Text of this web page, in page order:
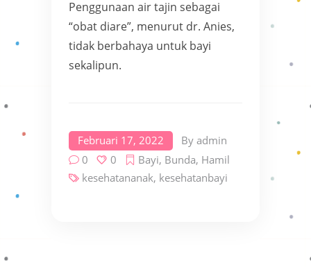
Penggunaan air tajin sebagai
“obat diare”, menurut dr. Anies,
tidak berbahaya untuk bayi
sekalipun.
Februari 17, 2022 By admin
0
0 Bayi, Bunda, Hamil
kesehatananak, kesehatanbayi